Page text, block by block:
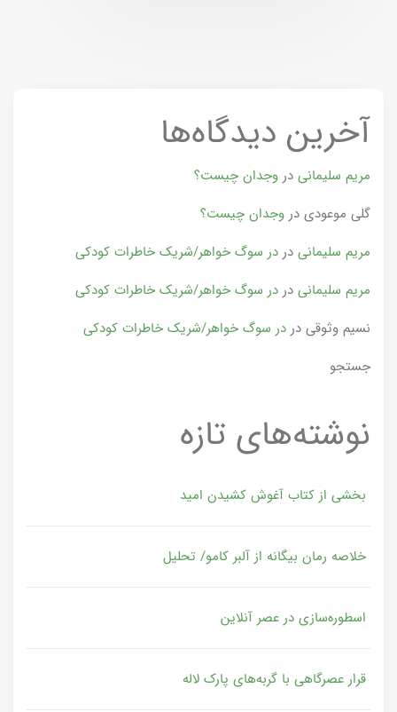
آخرین دیدگاه‌ها
مریم سلیمانی در وجدان چیست؟
گلی موعودی در وجدان چیست؟
مریم سلیمانی در در سوگ خواهر/شریک خاطرات کودکی
مریم سلیمانی در در سوگ خواهر/شریک خاطرات کودکی
نسیم وثوقی در در سوگ خواهر/شریک خاطرات کودکی
جستجو
نوشته‌های تازه
بخشی از کتاب آغوش کشیدن امید
خلاصه رمان بیگانه از آلبر کامو/ تحلیل
اسطوره‌سازی در عصر آنلاین
قرار عصرگاهی با گربه‌های پارک لاله